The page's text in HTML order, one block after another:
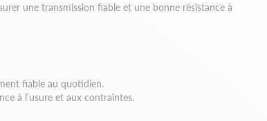
une transmission fiable et une bonne résistance à
fiable au quotidien.
à l’usure et aux contraintes.